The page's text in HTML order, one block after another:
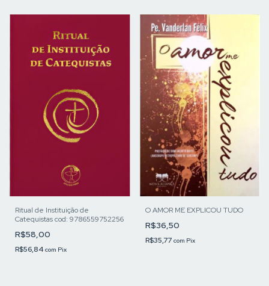
Ritual de Instituição de
Catequistas cod: 9786559752256
R$58,00
R$56,84 com Pix
O AMOR ME EXPLICOU TUDO
R$36,50
R$35,77 com Pix